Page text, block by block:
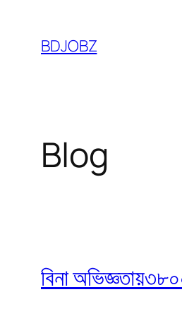
content
BDJOBZ
Blog
বিনা